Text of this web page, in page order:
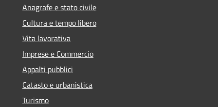
Anagrafe e stato civile
Cultura e tempo libero
Vita lavorativa
Imprese e Commercio
Appalti pubblici
Catasto e urbanistica
Turismo